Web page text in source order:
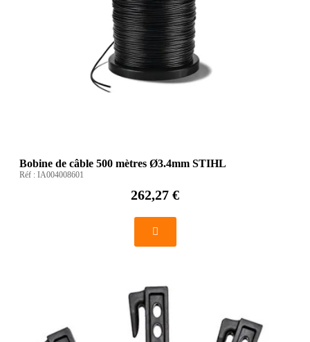
Bobine de câble 500 mètres Ø3.4mm STIHL
Réf : IA004008601
262,27 €